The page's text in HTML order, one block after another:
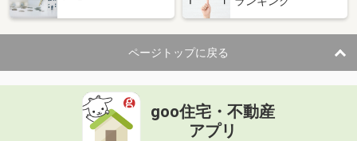
ページトップに戻る
goo住宅・不動産
アプリ